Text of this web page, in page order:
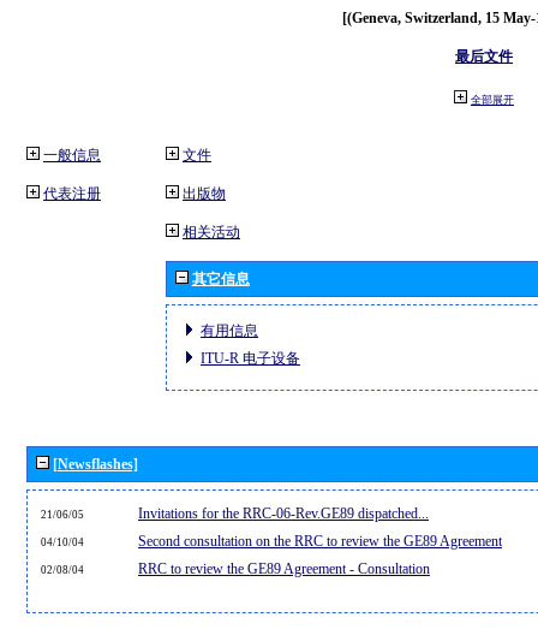
[(Geneva, Switzerland, 15
最后文件
全部展开
一般信息
代表注册
文件
出版物
相关活动
其它信息
有用信息
ITU-R 电子设备
[Newsflashes]
21/06/05 Invitations for the RRC-06-Rev.GE89 dispatched...
04/10/04 Second consultation on the RRC to review the GE89 Agreement
02/08/04 RRC to review the GE89 Agreement - Consultation